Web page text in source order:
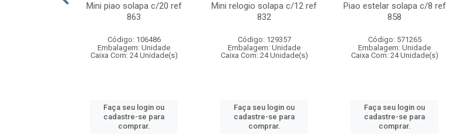
Mini piao solapa c/20 ref
863
Código: 106486
Embalagem: Unidade
Caixa Com: 24 Unidade(s)
Faça seu login ou
cadastre-se para
comprar.
Mini relogio solapa c/12 ref
832
Código: 129357
Embalagem: Unidade
Caixa Com: 24 Unidade(s)
Faça seu login ou
cadastre-se para
comprar.
Piao estelar solapa c/8 ref
858
Código: 571265
Embalagem: Unidade
Caixa Com: 24 Unidade(s)
Faça seu login ou
cadastre-se para
comprar.